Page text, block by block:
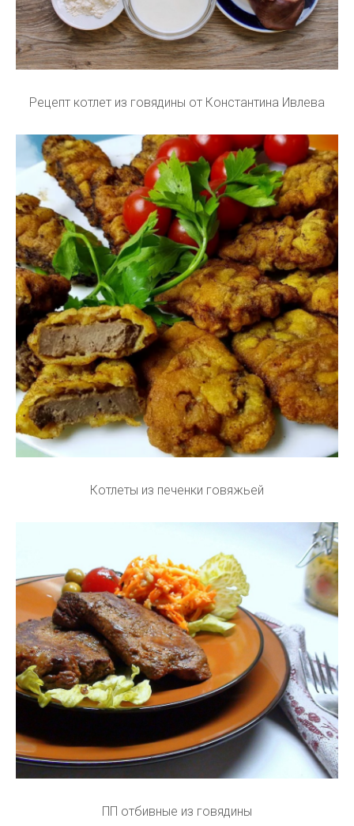
Рецепт котлет из говядины от Константина Ивлева
Котлеты из печенки говяжьей
ПП отбивные из говядины